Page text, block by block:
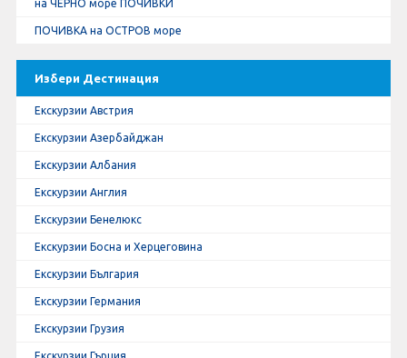
на ЧЕРНО море ПОЧИВКИ
ПОЧИВКА на ОСТРОВ море
Избери Дестинация
Екскурзии Австрия
Екскурзии Азербайджан
Екскурзии Албания
Екскурзии Англия
Екскурзии Бенелюкс
Екскурзии Босна и Херцеговина
Екскурзии България
Екскурзии Германия
Екскурзии Грузия